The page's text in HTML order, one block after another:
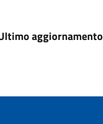
aggiornamento